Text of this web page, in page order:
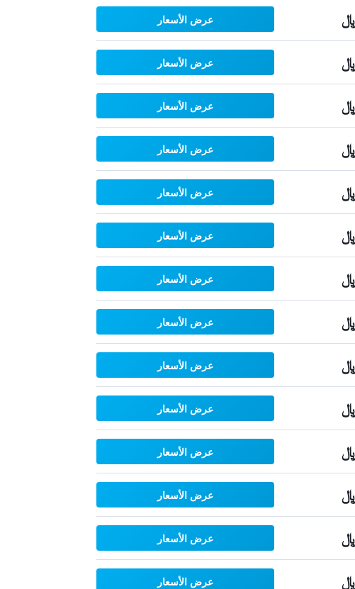
عرض الأسعار
عرض الأسعار
عرض الأسعار
عرض الأسعار
عرض الأسعار
عرض الأسعار
عرض الأسعار
عرض الأسعار
عرض الأسعار
عرض الأسعار
عرض الأسعار
عرض الأسعار
عرض الأسعار
عرض الأسعار